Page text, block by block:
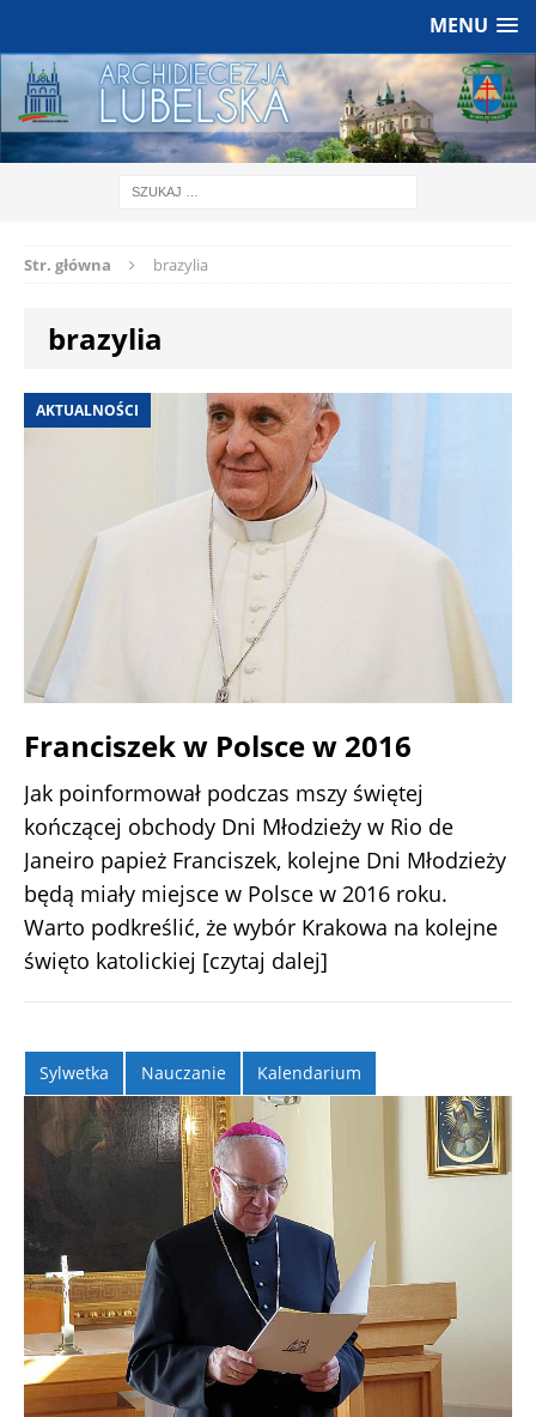
MENU
Str. główna brazylia
brazylia
AKTUALNOŚCI
Franciszek w Polsce w 2016
Jak poinformował podczas mszy świętej
kończącej obchody Dni Młodzieży w Rio de
Janeiro papież Franciszek, kolejne Dni Młodzieży
będą miały miejsce w Polsce w 2016 roku.
Warto podkreślić, że wybór Krakowa na kolejne
święto katolickiej [czytaj dalej]
Sylwetka Nauczanie Kalendarium